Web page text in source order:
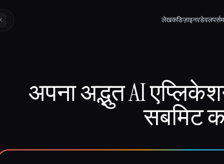
लेखकडिज़ाइनरडेवलपर्स
अपना अद्भुत AI
सबमिट